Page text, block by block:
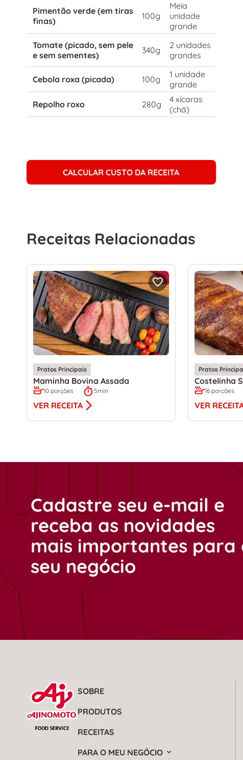
Pimentão verde (em tiras
finas)
100g
Meia
unidade
grande
Tomate (picado, sem pele
e sem sementes)
340g
2 unidades
grandes
Cebola roxa (picada) 100g
1 unidade
grande
Repolho roxo
280g
4 xícaras
(chá)
CALCULAR CUSTO DA RECEITA
Receitas Relacionadas
Pratos Principais
Maminha Bovina Assada
10 porções 5min
VER RECEITA
Pratos
Costelinha
16 porções
VER
Cadastre seu e-mail e
receba as novidades
mais importantes para
seu negócio
SOBRE
PRODUTOS
RECEITAS
PARA O MEU NEGÓCIO